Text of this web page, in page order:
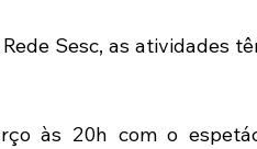
Sesc, as atividades
às 20h com o